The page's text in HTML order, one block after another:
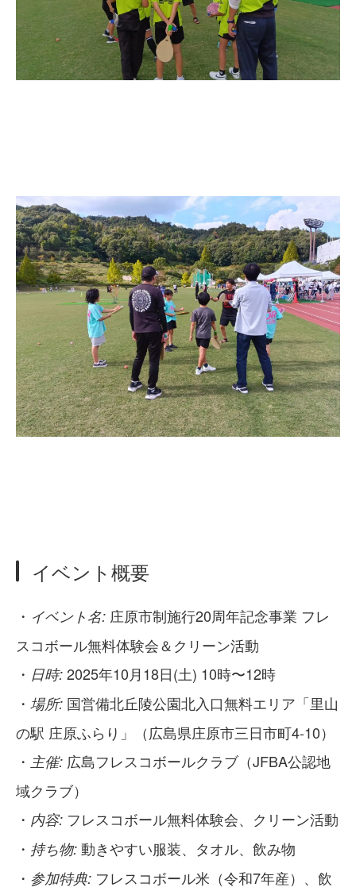
イベント概要
・ イベント名: 庄原市制施行20周年記念事業 フレ
スコボール無料体験会＆クリーン活動
・ 日時: 2025年10月18日(土) 10時〜12時
・ 場所: 国営備北丘陵公園北入口無料エリア「里山
の駅 庄原ふらり」（広島県庄原市三日市町4-10）
・ 主催: 広島フレスコボールクラブ（JFBA公認地
域クラブ）
・ 内容: フレスコボール無料体験会、クリーン活動
・ 持ち物: 動きやすい服装、タオル、飲み物
・ 参加特典: フレスコボール米（令和7年産）、飲